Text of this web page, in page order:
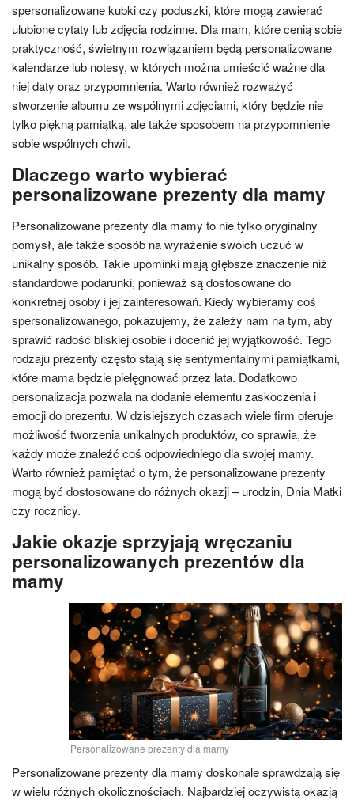
spersonalizowane kubki czy poduszki, które mogą zawierać
ulubione cytaty lub zdjęcia rodzinne. Dla mam, które cenią sobie
praktyczność, świetnym rozwiązaniem będą personalizowane
kalendarze lub notesy, w których można umieścić ważne dla
niej daty oraz przypomnienia. Warto również rozważyć
stworzenie albumu ze wspólnymi zdjęciami, który będzie nie
tylko piękną pamiątką, ale także sposobem na przypomnienie
sobie wspólnych chwil.
Dlaczego warto wybierać
personalizowane prezenty dla mamy
Personalizowane prezenty dla mamy to nie tylko oryginalny
pomysł, ale także sposób na wyrażenie swoich uczuć w
unikalny sposób. Takie upominki mają głębsze znaczenie niż
standardowe podarunki, ponieważ są dostosowane do
konkretnej osoby i jej zainteresowań. Kiedy wybieramy coś
spersonalizowanego, pokazujemy, że zależy nam na tym, aby
sprawić radość bliskiej osobie i docenić jej wyjątkowość. Tego
rodzaju prezenty często stają się sentymentalnymi pamiątkami,
które mama będzie pielęgnować przez lata. Dodatkowo
personalizacja pozwala na dodanie elementu zaskoczenia i
emocji do prezentu. W dzisiejszych czasach wiele firm oferuje
możliwość tworzenia unikalnych produktów, co sprawia, że
każdy może znaleźć coś odpowiedniego dla swojej mamy.
Warto również pamiętać o tym, że personalizowane prezenty
mogą być dostosowane do różnych okazji – urodzin, Dnia Matki
czy rocznicy.
Jakie okazje sprzyjają wręczaniu
personalizowanych prezentów dla
mamy
Personalizowane prezenty dla mamy
Personalizowane prezenty dla mamy doskonale sprawdzają się
w wielu różnych okolicznościach. Najbardziej oczywistą okazją